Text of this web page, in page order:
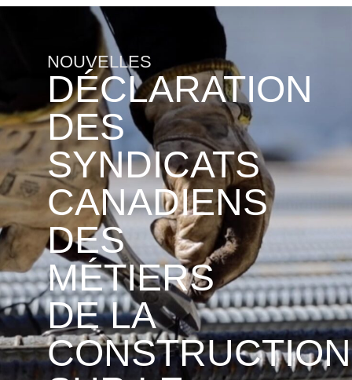
NOUVELLES
DÉCLARATION
DES
SYNDICATS
CANADIENS
DES
MÉTIERS
DE LA
CONSTRUCTION